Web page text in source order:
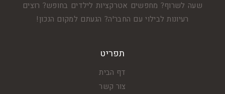
שעה לשרוף? מחפשים אטרקציות לילדים בחופש? רוצים
רעיונות לבילוי עם החבר'ה? הגעתם למקום הנכון!
תפריט
דף הבית
צור קשר